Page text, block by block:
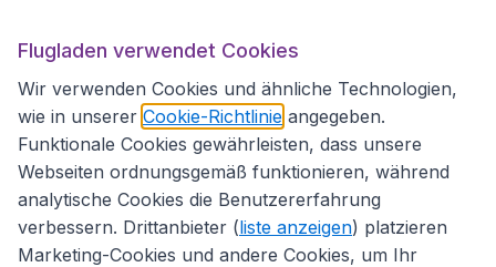
Folgen Sie uns:
Flugladen verwendet Cookies
Wir verwenden Cookies und ähnliche Technologien,
wie in unserer Cookie-Richtlinie angegeben.
Funktionale Cookies gewährleisten, dass unsere
Webseiten ordnungsgemäß funktionieren, während
analytische Cookies die Benutzererfahrung
verbessern. Drittanbieter (liste anzeigen) platzieren
Marketing-Cookies und andere Cookies, um Ihr